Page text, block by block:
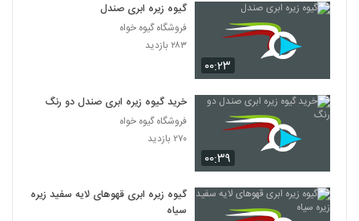
۰۰:۲۳
گیوه زیره ابری صندل
فروشگاه گیوه خواه
۲۸۳ بازدید
۰۰:۳۹
خرید گیوه زیره ابری صندل دو رنگ
فروشگاه گیوه خواه
۲۷۰ بازدید
گیوه زیره ابری قهوهای لایه سفید زیره
سیاه